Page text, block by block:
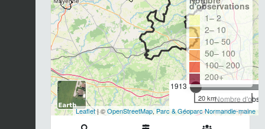
1913
Nombre
d'observations
1– 2
2– 10
10– 50
50– 100
100– 200
200+
20 km
Leaflet| ©OpenStreetMap, Parc & Géoparc Normandie-maine